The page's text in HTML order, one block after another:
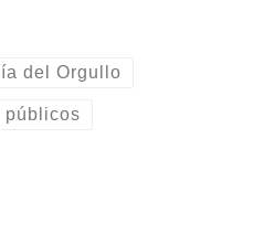
del Orgullo
públicos